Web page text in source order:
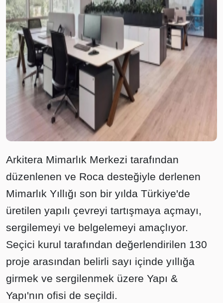
Arkitera Mimarlık Merkezi tarafından
düzenlenen ve Roca desteğiyle derlenen
Mimarlık Yıllığı son bir yılda Türkiye'de
üretilen yapılı çevreyi tartışmaya açmayı,
sergilemeyi ve belgelemeyi amaçlıyor.
Seçici kurul tarafından değerlendirilen 130
proje arasından belirli sayı içinde yıllığa
girmek ve sergilenmek üzere Yapı &
Yapı'nın ofisi de seçildi.